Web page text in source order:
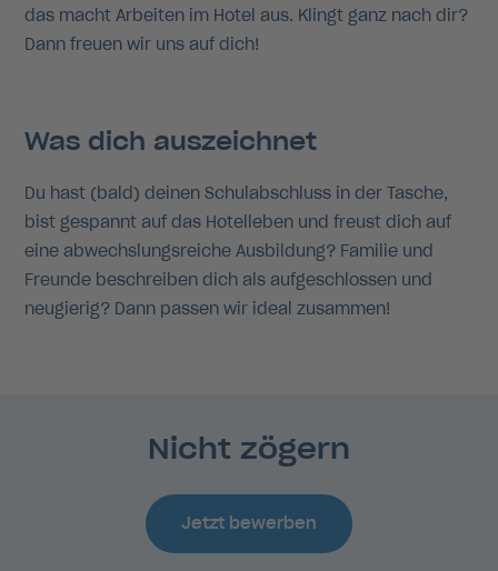
das macht Arbeiten im Hotel aus. Klingt ganz nach dir?
Dann freuen wir uns auf dich!
Was dich auszeichnet
Du hast (bald) deinen Schulabschluss in der Tasche,
bist gespannt auf das Hotelleben und freust dich auf
eine abwechslungsreiche Ausbildung? Familie und
Freunde beschreiben dich als aufgeschlossen und
neugierig? Dann passen wir ideal zusammen!
Nicht zögern
Jetzt bewerben